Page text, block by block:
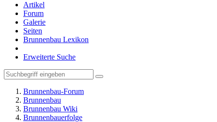
Artikel
Forum
Galerie
Seiten
Brunnenbau Lexikon
Erweiterte Suche
Brunnenbau-Forum
Brunnenbau
Brunnenbau Wiki
Brunnenbauerfolge